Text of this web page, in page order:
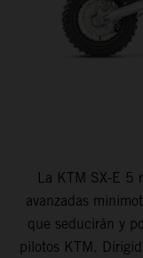
La KTM SX-E 5
avanzadas
que seducirán y
pilotos KTM.